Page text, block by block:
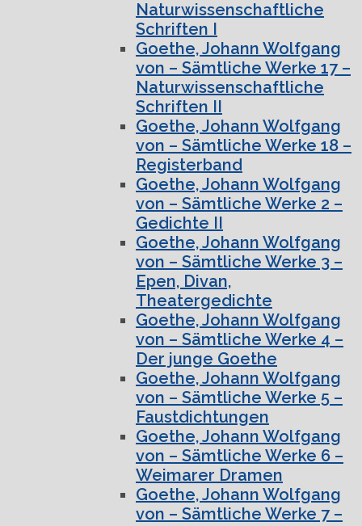
Naturwissenschaftliche
Schriften I
Goethe, Johann Wolfgang
von – Sämtliche Werke 17 –
Naturwissenschaftliche
Schriften II
Goethe, Johann Wolfgang
von – Sämtliche Werke 18 –
Registerband
Goethe, Johann Wolfgang
von – Sämtliche Werke 2 –
Gedichte II
Goethe, Johann Wolfgang
von – Sämtliche Werke 3 –
Epen, Divan,
Theatergedichte
Goethe, Johann Wolfgang
von – Sämtliche Werke 4 –
Der junge Goethe
Goethe, Johann Wolfgang
von – Sämtliche Werke 5 –
Faustdichtungen
Goethe, Johann Wolfgang
von – Sämtliche Werke 6 –
Weimarer Dramen
Goethe, Johann Wolfgang
von – Sämtliche Werke 7 –